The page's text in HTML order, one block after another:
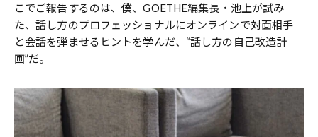
こでご報告するのは、僕、GOETHE編集長・池上が試み
た、話し方のプロフェッショナルにオンラインで対面相手
と会話を弾ませるヒントを学んだ、“話し方の自己改造計
画”だ。